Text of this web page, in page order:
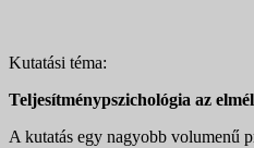
Kutatási téma:
Teljesítménypszichológia az
A kutatás egy nagyobb volumenű